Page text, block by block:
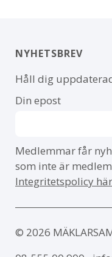
NYHETSBREV
Håll dig
Din epost
Medlemmar får
som inte är
Integritetspolicy här
© 2026